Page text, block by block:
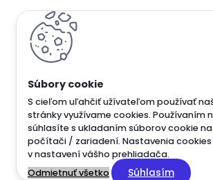
S cieľom uľahčiť užívateľom používať
stránky využívame cookies. Používaním
súhlasíte s ukladaním súborov cookie
počítači / zariadení. Nastavenia
v nastavení vášho prehliadača.
Odmietnuť všetko
Súhlasím